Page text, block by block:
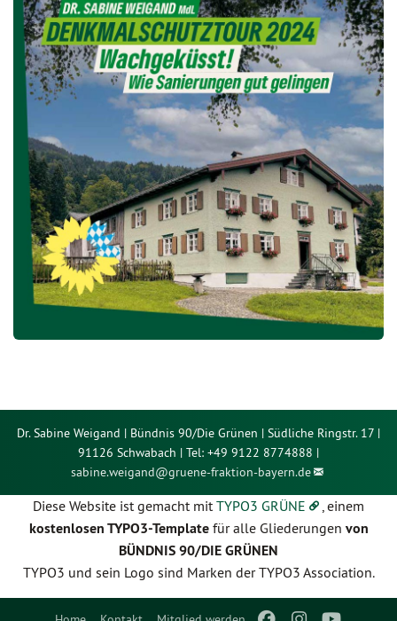
Dr. Sabine Weigand | Bündnis 90/Die Grünen | Südliche Ringstr. 17 |
91126 Schwabach | Tel: +49 9122 8774888 |
sabine.weigand@gruene-fraktion-bayern.de
Diese Website ist gemacht mitTYPO3 GRÜNE , einem
kostenlosen TYPO3-Templatefür alle Gliederungen von
BÜNDNIS 90/DIE GRÜNEN
TYPO3 und sein Logo sind Marken der TYPO3 Association.